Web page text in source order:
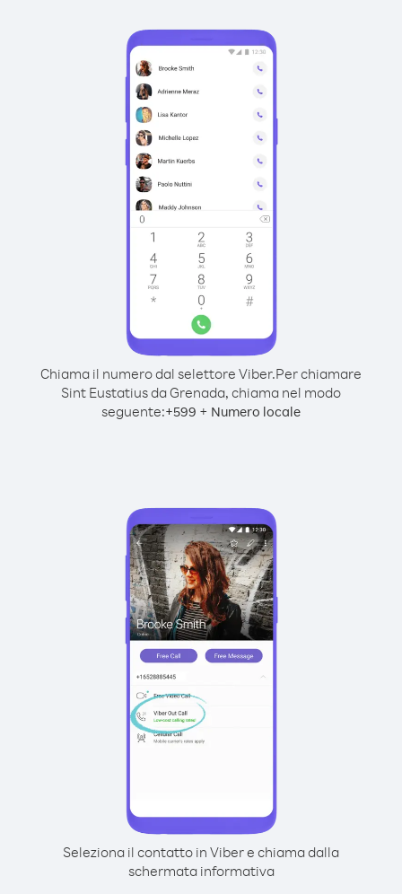
Chiama il numero dal selettore Viber.Per chiamare
Sint Eustatius da Grenada, chiama nel modo
seguente:+599 + Numero locale
Seleziona il contatto in Viber e chiama dalla
schermata informativa